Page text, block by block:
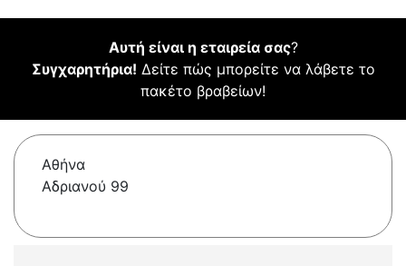
Αυτή είναι η εταιρεία σας?
Συγχαρητήρια! Δείτε πώς μπορείτε να λάβετε το
πακέτο βραβείων!
Αθήνα
Αδριανού 99